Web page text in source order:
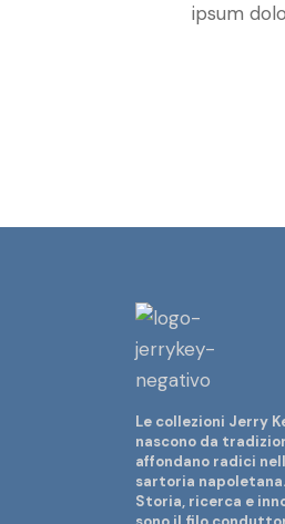
ipsum
Le collezioni Jerry
nascono da
affondano radici
sartoria napoletana.
Storia, ricerca e